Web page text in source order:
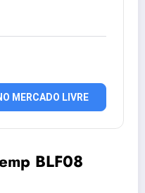
MERCADO LIVRE
BLF08